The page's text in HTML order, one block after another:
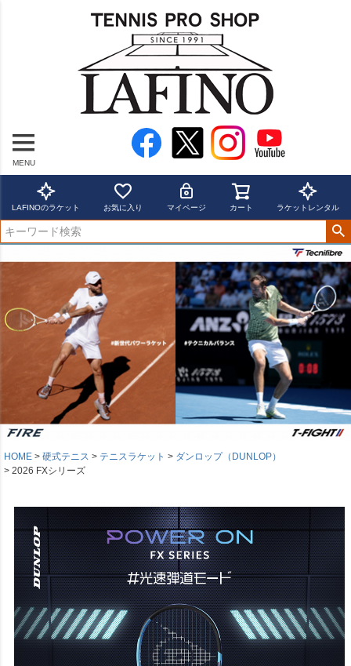
MENU
LAFINOのラケット お気に入り マイページ カート ラケットレンタル
HOME 硬式テニス テニスラケット
ダンロップ（DUNLOP）
2026 FXシリーズ